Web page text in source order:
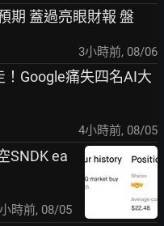
期 蓋過亮眼財報 盤
3小時前, 08/06
Google痛失四名AI大
4小時前, 08/05
SNDK ea
時前, 08/05